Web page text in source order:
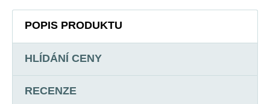
POPIS PRODUKTU
HLÍDÁNÍ CENY
RECENZE